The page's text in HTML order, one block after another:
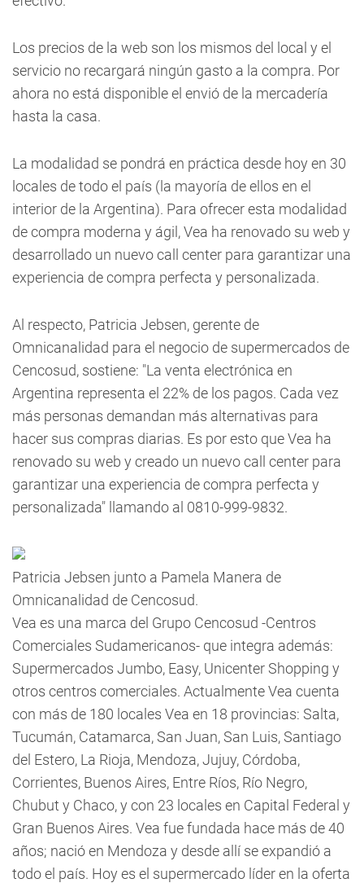
Los precios de la web son los mismos del local y el
servicio no recargará ningún gasto a la compra. Por
ahora no está disponible el envió de la mercadería
hasta la casa.
La modalidad se pondrá en práctica desde hoy en 30
locales de todo el país (la mayoría de ellos en el
interior de la Argentina). Para ofrecer esta modalidad
de compra moderna y ágil, Vea ha renovado su web y
desarrollado un nuevo call center para garantizar una
experiencia de compra perfecta y personalizada.
Al respecto, Patricia Jebsen, gerente de
Omnicanalidad para el negocio de supermercados de
Cencosud, sostiene: "La venta electrónica en
Argentina representa el 22% de los pagos. Cada vez
más personas demandan más alternativas para
hacer sus compras diarias. Es por esto que Vea ha
renovado su web y creado un nuevo call center para
garantizar una experiencia de compra perfecta y
personalizada" llamando al 0810-999-9832.
Patricia Jebsen junto a Pamela Manera de
Omnicanalidad de Cencosud.
Vea es una marca del Grupo Cencosud -Centros
Comerciales Sudamericanos- que integra además:
Supermercados Jumbo, Easy, Unicenter Shopping y
otros centros comerciales. Actualmente Vea cuenta
con más de 180 locales Vea en 18 provincias: Salta,
Tucumán, Catamarca, San Juan, San Luis, Santiago
del Estero, La Rioja, Mendoza, Jujuy, Córdoba,
Corrientes, Buenos Aires, Entre Ríos, Río Negro,
Chubut y Chaco, y con 23 locales en Capital Federal y
Gran Buenos Aires. Vea fue fundada hace más de 40
años; nació en Mendoza y desde allí se expandió a
todo el país. Hoy es el supermercado líder en la oferta